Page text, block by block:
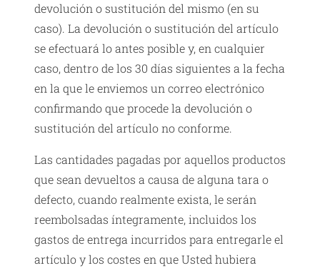
devolución o sustitución del mismo (en su
caso). La devolución o sustitución del artículo
se efectuará lo antes posible y, en cualquier
caso, dentro de los 30 días siguientes a la fecha
en la que le enviemos un correo electrónico
confirmando que procede la devolución o
sustitución del artículo no conforme.
Las cantidades pagadas por aquellos productos
que sean devueltos a causa de alguna tara o
defecto, cuando realmente exista, le serán
reembolsadas íntegramente, incluidos los
gastos de entrega incurridos para entregarle el
artículo y los costes en que Usted hubiera